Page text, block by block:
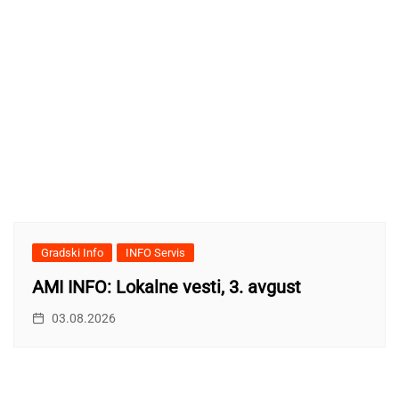
Gradski Info INFO Servis
AMI INFO: Lokalne vesti, 3. avgust
03.08.2026